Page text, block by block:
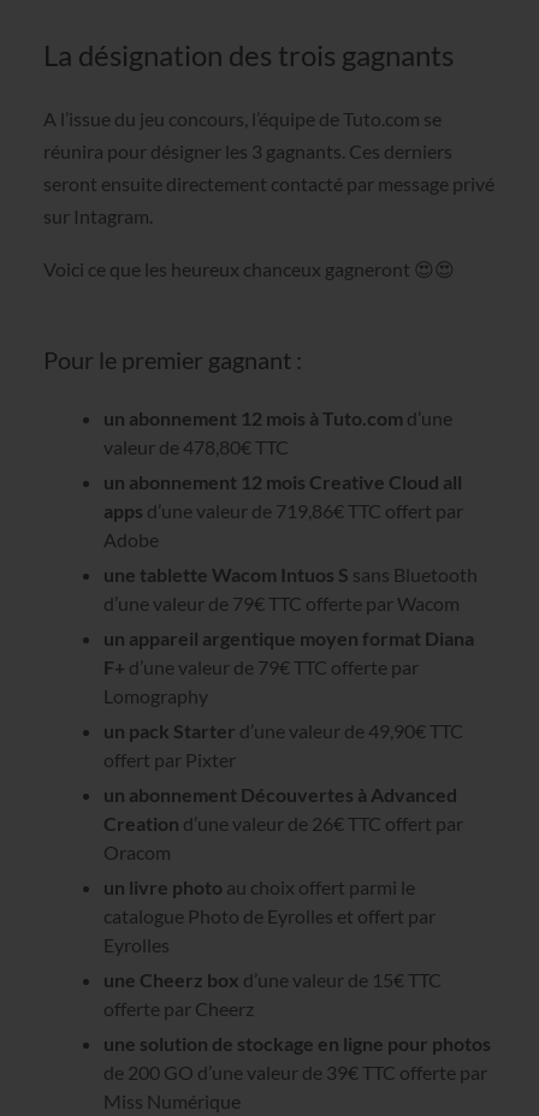
La désignation des trois gagnants
A l’issue du jeu concours, l’équipe de Tuto.com se
réunira pour désigner les 3 gagnants. Ces derniers
seront ensuite directement contacté par message privé
sur Intagram.
Voici ce que les heureux chanceux gagneront 😍😍
Pour le premier gagnant :
un abonnement 12 mois à Tuto.com d’une
valeur de 478,80€ TTC
un abonnement 12 mois Creative Cloud all
apps d’une valeur de 719,86€ TTC offert par
Adobe
une tablette Wacom Intuos S sans Bluetooth
d’une valeur de 79€ TTC offerte par Wacom
un appareil argentique moyen format Diana
F+ d’une valeur de 79€ TTC offerte par
Lomography
un pack Starter d’une valeur de 49,90€ TTC
offert par Pixter
un abonnement Découvertes à Advanced
Creation d’une valeur de 26€ TTC offert par
Oracom
un livre photo au choix offert parmi le
catalogue Photo de Eyrolles et offert par
Eyrolles
une Cheerz box d’une valeur de 15€ TTC
offerte par Cheerz
une solution de stockage en ligne pour photos
de 200 GO d’une valeur de 39€ TTC offerte par
Miss Numérique